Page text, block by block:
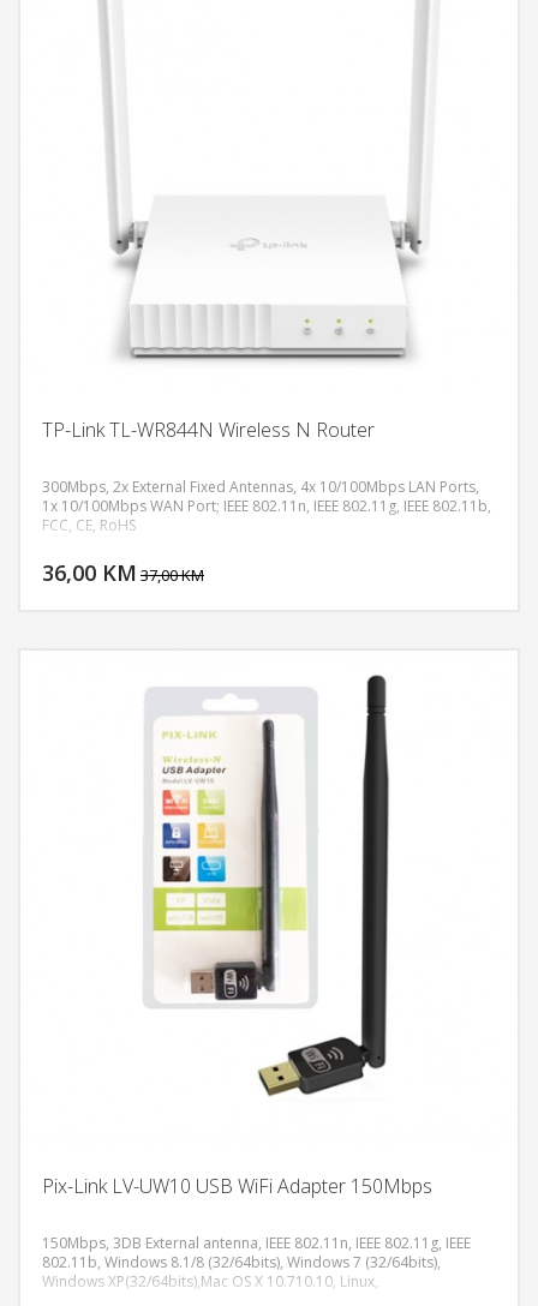
TP-Link TL-WR844N Wireless N Router
300Mbps, 2x External Fixed Antennas, 4x 10/100Mbps LAN Ports,
1x 10/100Mbps WAN Port; IEEE 802.11n, IEEE 802.11g, IEEE 802.11b,
FCC, CE, RoHS
36,00 KM 37,00 KM
Pix-Link LV-UW10 USB WiFi Adapter 150Mbps
150Mbps, 3DB External antenna, IEEE 802.11n, IEEE 802.11g, IEEE
802.11b, Windows 8.1/8 (32/64bits), Windows 7 (32/64bits),
Windows XP(32/64bits),Mac OS X 10.710.10, Linux,